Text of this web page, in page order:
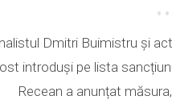
Dmitri Buimistru și
introduși pe lista
Recean a anunțat